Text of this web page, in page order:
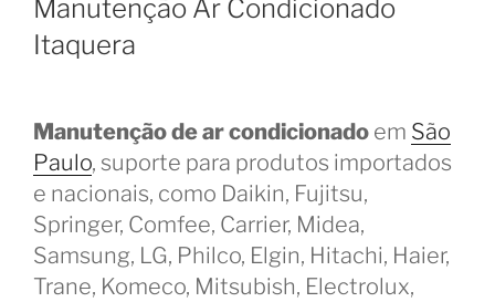
Manutenção Ar Condicionado
Itaquera
Manutenção de ar condicionado em São
Paulo, suporte para produtos importados
e nacionais, como Daikin, Fujitsu,
Springer, Comfee, Carrier, Midea,
Samsung, LG, Philco, Elgin, Hitachi, Haier,
Trane, Komeco, Mitsubish, Electrolux,